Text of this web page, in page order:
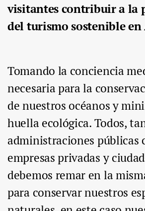
visitantes contribuir a la
del turismo sostenible
Tomando la conciencia
necesaria para la
de nuestros océanos y
huella ecológica. Todos,
administraciones públicas
empresas privadas y
debemos remar en la
para conservar nuestros